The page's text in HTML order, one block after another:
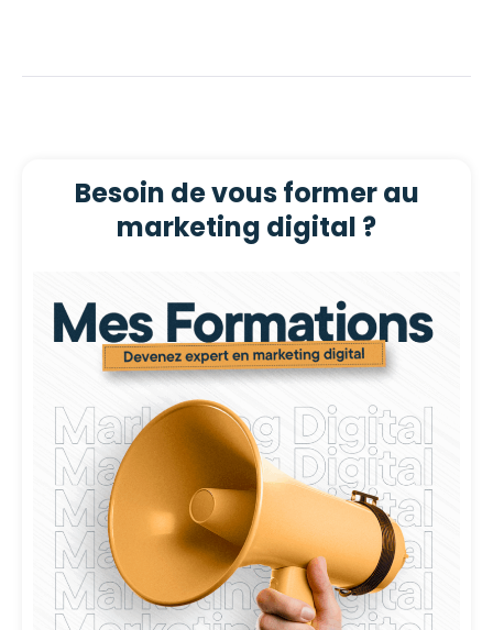
Besoin de vous former au
marketing digital ?